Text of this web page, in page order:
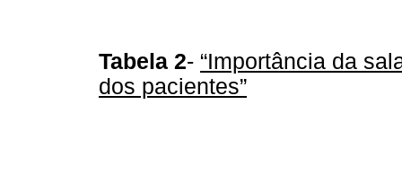
Tabela 2- “Importância da
dos pacientes”